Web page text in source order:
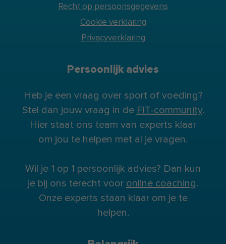
Recht op persoonsgegevens
Cookie verklaring
Privacyverklaring
Persoonlijk advies
Heb je een vraag over sport of voeding?
Stel dan jouw vraag in de FIT-community.
Hier staat ons team van experts klaar
om jou te helpen met al je vragen.
Wil je 1 op 1 persoonlijk advies? Dan kun
je bij ons terecht voor online coaching.
Onze experts staan klaar om je te
helpen.